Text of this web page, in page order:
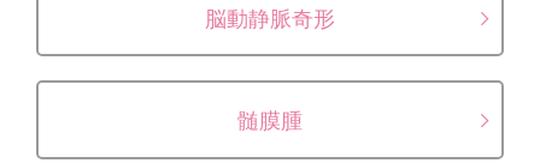
脳動静脈奇形
髄膜腫